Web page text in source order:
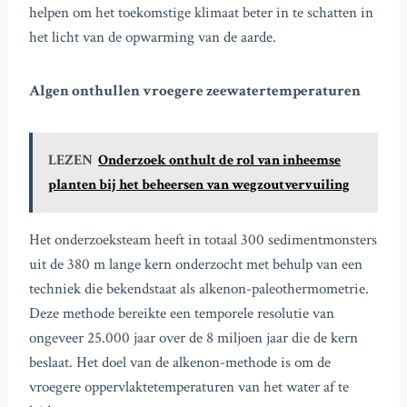
helpen om het toekomstige klimaat beter in te schatten in
het licht van de opwarming van de aarde.
Algen onthullen vroegere zeewatertemperaturen
LEZEN Onderzoek onthult de rol van inheemse
planten bij het beheersen van wegzoutvervuiling
Het onderzoeksteam heeft in totaal 300 sedimentmonsters
uit de 380 m lange kern onderzocht met behulp van een
techniek die bekendstaat als alkenon-paleothermometrie.
Deze methode bereikte een temporele resolutie van
ongeveer 25.000 jaar over de 8 miljoen jaar die de kern
beslaat. Het doel van de alkenon-methode is om de
vroegere oppervlaktetemperaturen van het water af te